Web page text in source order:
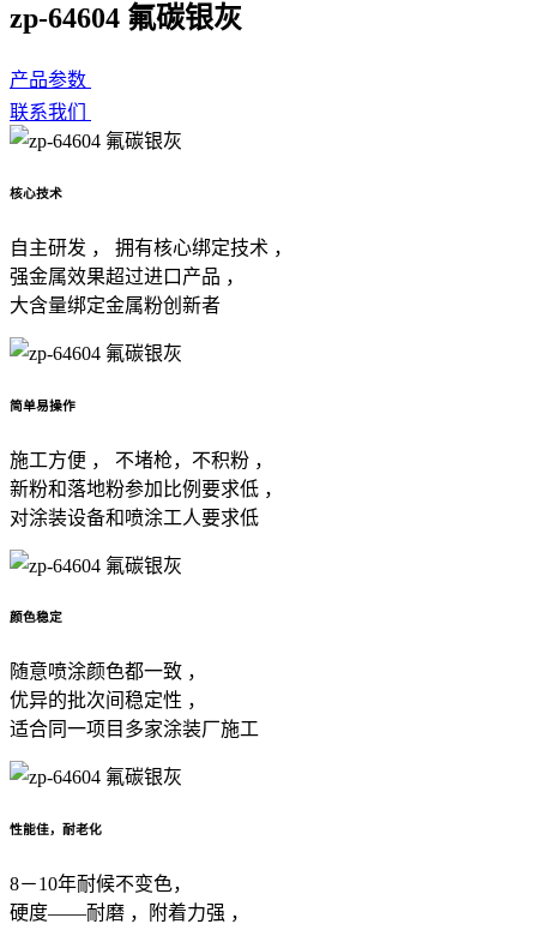
zp-64604 氟碳银灰
产品参数
联系我们
核心技术
自主研发 ， 拥有核心绑定技术 ，
强金属效果超过进口产品 ，
大含量绑定金属粉创新者
简单易操作
施工方便 ， 不堵枪，不积粉 ，
新粉和落地粉参加比例要求低 ，
对涂装设备和喷涂工人要求低
颜色稳定
随意喷涂颜色都一致 ，
优异的批次间稳定性 ，
适合同一项目多家涂装厂施工
性能佳，耐老化
8－10年耐候不变色，
硬度——耐磨 ，附着力强 ，